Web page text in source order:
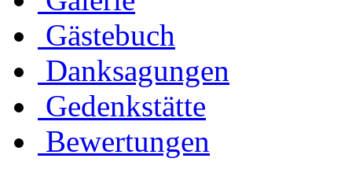
Gästebuch
Danksagungen
Gedenkstätte
Bewertungen